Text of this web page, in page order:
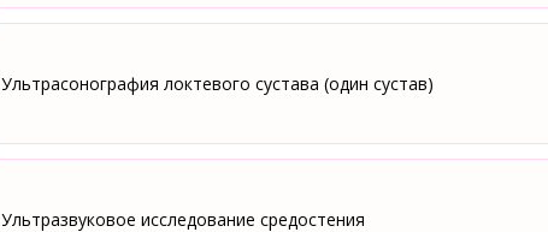
Ультрасонография локтевого сустава (один сустав)
Ультразвуковое исследование средостения